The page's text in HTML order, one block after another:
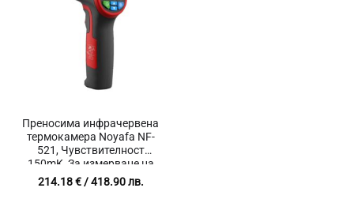
Преносима инфрачервена
термокамера Noyafa NF-
521, Чувствителност
150mK, За измерване на
температура -10~400℃
214.18€/ 418.90 лв.